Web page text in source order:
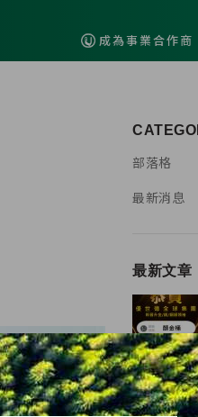
成為事業合作商
部落格
最新消息
最新文章